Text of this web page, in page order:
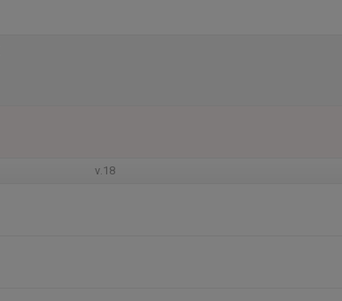
v.18